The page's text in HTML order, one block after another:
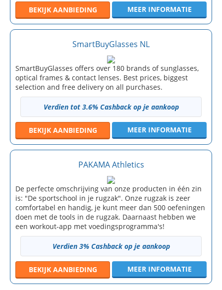
BEKIJK AANBIEDING MEER INFORMATIE
SmartBuyGlasses NL
SmartBuyGlasses offers over 180 brands of sunglasses,
optical frames & contact lenses. Best prices, biggest
selection and free delivery on all purchases.
Verdien tot 3.6% Cashback op je aankoop
BEKIJK AANBIEDING MEER INFORMATIE
PAKAMA Athletics
De perfecte omschrijving van onze producten in één zin
is: "De sportschool in je rugzak". Onze rugzak is zeer
comfortabel en handig, je kunt meer dan 500 oefeningen
doen met de tools in de rugzak. Daarnaast hebben we
een workout-app met voedingsprogramma's!
Verdien 3% Cashback op je aankoop
BEKIJK AANBIEDING MEER INFORMATIE